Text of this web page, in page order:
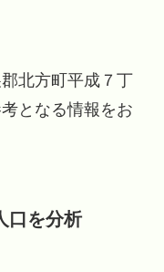
北方町平成７丁
となる情報をお
口を分析